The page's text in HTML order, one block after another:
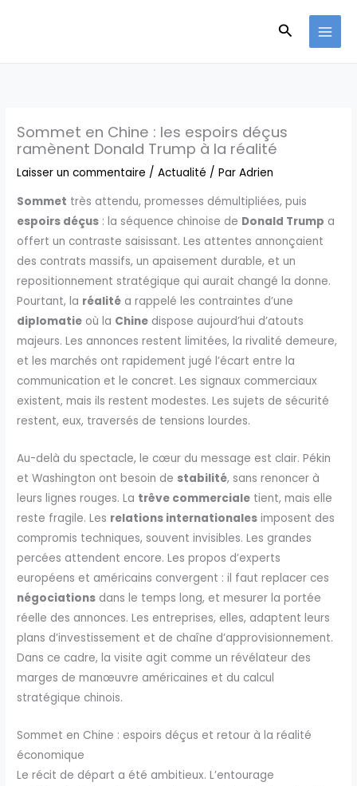
Sommet en Chine : les espoirs déçus
ramènent Donald Trump à la réalité
Laisser un commentaire /Actualité / ParAdrien
Sommet très attendu, promesses démultipliées, puis
espoirs déçus : la séquence chinoise de Donald Trump a
offert un contraste saisissant. Les attentes annonçaient
des contrats massifs, un apaisement durable, et un
repositionnement stratégique qui aurait changé la donne.
Pourtant, la réalité a rappelé les contraintes d’une
diplomatie où la Chine dispose aujourd’hui d’atouts
majeurs. Les annonces restent limitées, la rivalité demeure,
et les marchés ont rapidement jugé l’écart entre la
communication et le concret. Les signaux commerciaux
existent, mais ils restent modestes. Les sujets de sécurité
restent, eux, traversés de tensions lourdes.
Au-delà du spectacle, le cœur du message est clair. Pékin
et Washington ont besoin de stabilité, sans renoncer à
leurs lignes rouges. La trêve commerciale tient, mais elle
reste fragile. Les relations internationales imposent des
compromis techniques, souvent invisibles. Les grandes
percées attendent encore. Les propos d’experts
européens et américains convergent : il faut replacer ces
négociations dans le temps long, et mesurer la portée
réelle des annonces. Les entreprises, elles, adaptent leurs
plans d’investissement et de chaîne d’approvisionnement.
Dans ce cadre, la visite agit comme un révélateur des
marges de manœuvre américaines et du calcul
stratégique chinois.
Sommet en Chine : espoirs déçus et retour à la réalité
économique
Le récit de départ a été ambitieux. L’entourage